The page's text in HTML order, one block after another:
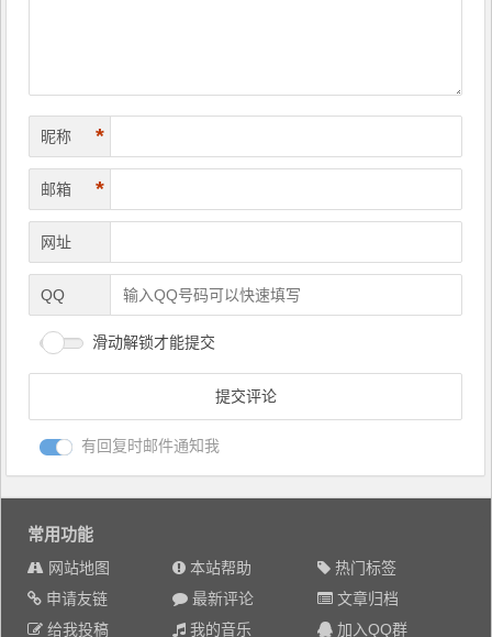
昵称 *
邮箱 *
网址
QQ
滑动解锁才能提交
有回复时邮件通知我
常用功能
网站地图 本站帮助
热门标签
申请友链
最新评论
文章归档
给我投稿
我的音乐 加入QQ群